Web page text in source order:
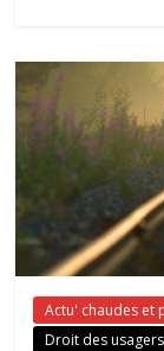
Actu' chaudes et
Droit des usagers